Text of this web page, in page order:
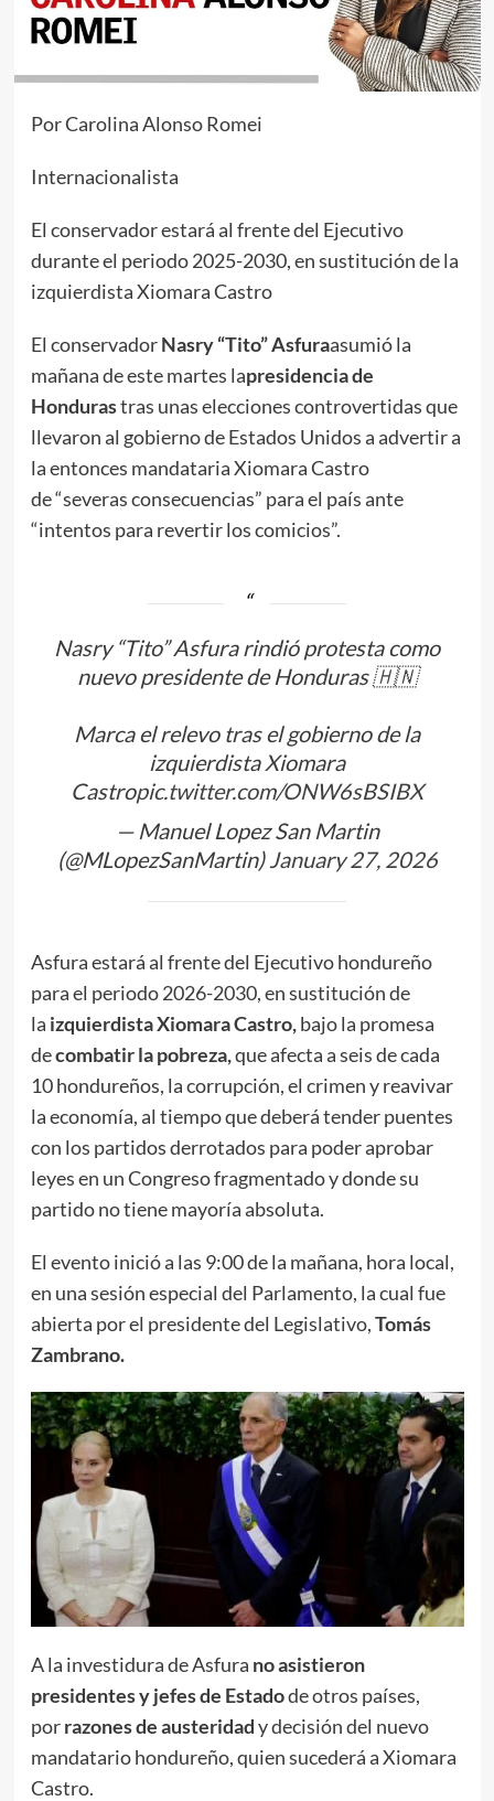
Por Carolina Alonso Romei
Internacionalista
El conservador estará al frente del Ejecutivo
durante el periodo 2025-2030, en sustitución de la
izquierdista Xiomara Castro
El conservadorNasry “Tito” Asfuraasumió la
mañana de este martes lapresidencia de
Hondurastras unas elecciones controvertidas que
llevaron al gobierno de Estados Unidos a advertir a
la entonces mandataria Xiomara Castro
de “severas consecuencias” para el país ante
“intentos para revertir los comicios”.
Nasry “Tito” Asfura rindió protesta como
nuevo presidente de Honduras 🇭🇳
Marca el relevo tras el gobierno de la
izquierdista Xiomara
Castropic.twitter.com/ONW6sBSIBX
— Manuel Lopez San Martin
(@MLopezSanMartin) January 27, 2026
Asfura estará al frente del Ejecutivo hondureño
para el periodo 2026-2030, en sustitución de
la izquierdista Xiomara Castro,bajo la promesa
decombatir la pobreza,que afecta a seis de cada
10 hondureños, la corrupción, el crimen y reavivar
la economía, al tiempo que deberá tender puentes
con los partidos derrotados para poder aprobar
leyes en un Congreso fragmentado y donde su
partido no tiene mayoría absoluta.
El evento inició a las 9:00 de la mañana, hora local,
en una sesión especial del Parlamento, la cual fue
abierta por el presidente del Legislativo,Tomás
Zambrano.
A la investidura de Asfura no asistieron
presidentes y jefes de Estadode otros países,
porrazones de austeridady decisión del nuevo
mandatario hondureño, quien sucederá a Xiomara
Castro.